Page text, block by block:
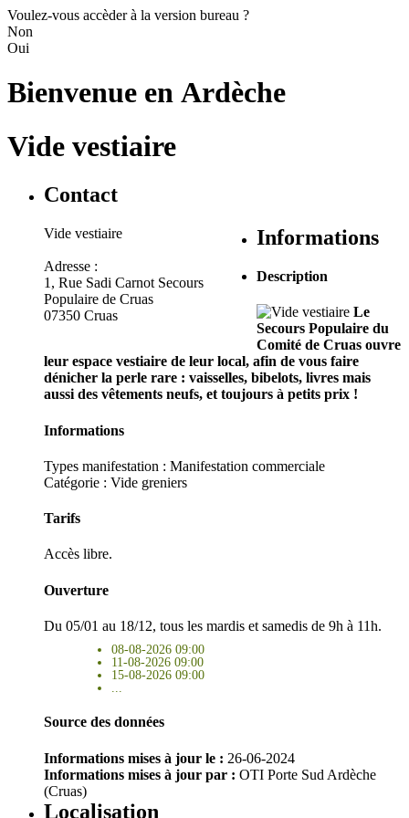
Voulez-vous accèder à la version bureau ?
Non
Oui
Bienvenue en Ardèche
Vide vestiaire
Contact
Vide vestiaire
Adresse :
1, Rue Sadi Carnot Secours
Populaire de Cruas
07350 Cruas
Informations
Description
Le
Secours Populaire du
Comité de Cruas ouvre
leur espace vestiaire de leur local, afin de vous faire
dénicher la perle rare : vaisselles, bibelots, livres mais
aussi des vêtements neufs, et toujours à petits prix !
Informations
Types manifestation : Manifestation commerciale
Catégorie : Vide greniers
Tarifs
Accès libre.
Ouverture
Du 05/01 au 18/12, tous les mardis et samedis de 9h à 11h.
08-08-2026 09:00
11-08-2026 09:00
15-08-2026 09:00
Source des données
Informations mises à jour le : 26-06-2024
Informations mises à jour par : OTI Porte Sud Ardèche
(Cruas)
Localisation